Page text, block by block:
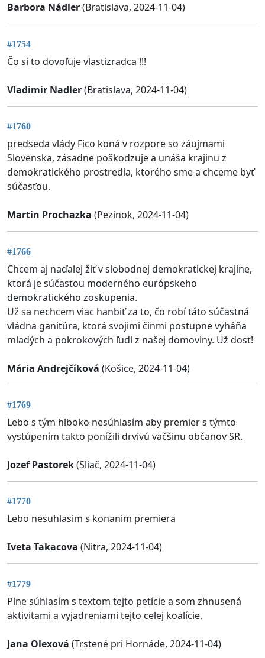
Barbora Nádler(Bratislava, 2024-11-04)
#1754
Čo si to dovoľuje vlastizradca !!!
Vladimir Nadler(Bratislava, 2024-11-04)
#1760
predseda vlády Fico koná v rozpore so záujmami
Slovenska, zásadne poškodzuje a unáša krajinu z
demokratického prostredia, ktorého sme a chceme byť
súčasťou.
Martin Prochazka (Pezinok, 2024-11-04)
#1766
Chcem aj naďalej žiť v slobodnej demokratickej krajine,
ktorá je súčasťou moderného európskeho
demokratického zoskupenia.
Už sa nechcem viac hanbiť za to, čo robí táto súčastná
vládna ganitúra, ktorá svojimi činmi postupne vyháňa
mladých a pokrokových ľudí z našej domoviny. Už dosť!
Mária Andrejčíková (Košice, 2024-11-04)
#1769
Lebo s tým hlboko nesúhlasím aby premier s týmto
vystúpením takto ponížili drvivú väčšinu občanov SR.
Jozef Pastorek(Sliač, 2024-11-04)
#1770
Lebo nesuhlasim s konanim premiera
Iveta Takacova (Nitra, 2024-11-04)
#1779
Plne súhlasím s textom tejto petície a som zhnusená
aktivitami a vyjadreniami tejto celej koalície.
Jana Olexová (Trstené pri Hornáde, 2024-11-04)